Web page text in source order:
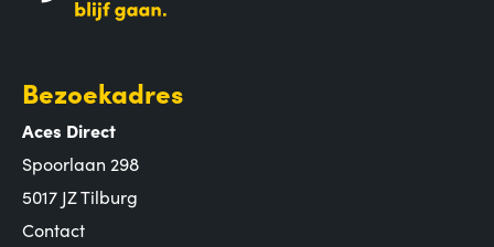
Bezoekadres
Aces Direct
Spoorlaan 298
5017 JZ Tilburg
Contact